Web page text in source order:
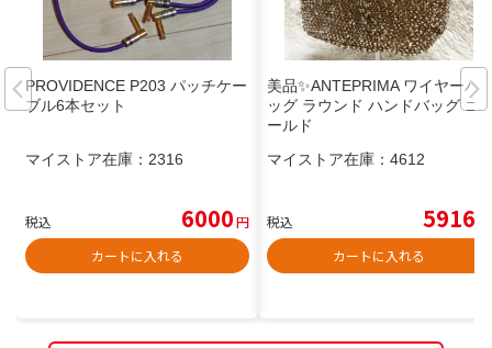
PROVIDENCE P203 パッチケー
ブル6本セット
マイストア在庫： 2316
税込 6000円
カートに入れる
美品✨ANTEPRIMA ワイヤーバ
ッグ ラウンド ハンドバッグ ゴ
ールド
マイストア在庫： 4612
税込 5916
カートに入れる